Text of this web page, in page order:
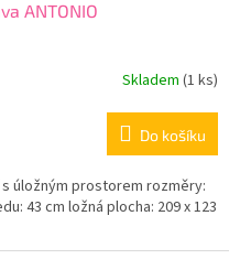
ANTONIO
Skladem (1 ks)
Do košíku
úložným prostorem rozměry:
43 cm ložná plocha: 209 x 123